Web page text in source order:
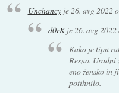
Unchancyje26. avg 2022
d0rKje 26. avg
Kako je tipu
Resno. Uradni
eno žensko in
potihnilo.